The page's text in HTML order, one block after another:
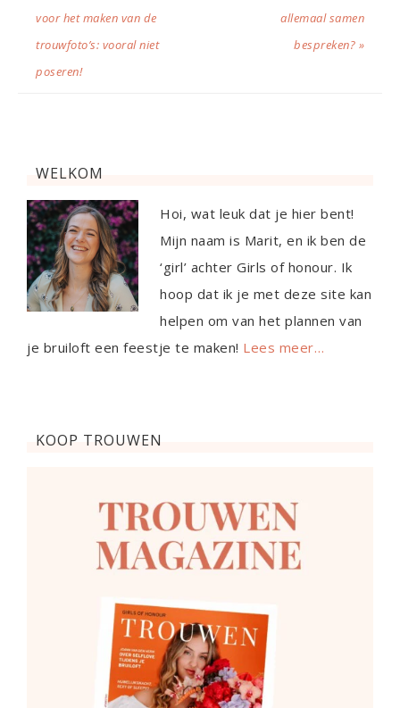
voor het maken van de
trouwfoto’s: vooral niet
poseren!
allemaal samen
bespreken? »
WELKOM
Hoi, wat leuk dat je hier bent!
Mijn naam is Marit, en ik ben de
‘girl’ achter Girls of honour. Ik
hoop dat ik je met deze site kan
helpen om van het plannen van
je bruiloft een feestje te maken! Lees meer…
KOOP TROUWEN